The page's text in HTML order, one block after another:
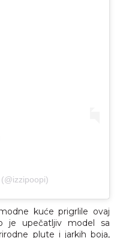
kuće prigrlile ovaj
je upečatljiv model sa
plute i jarkih boja,